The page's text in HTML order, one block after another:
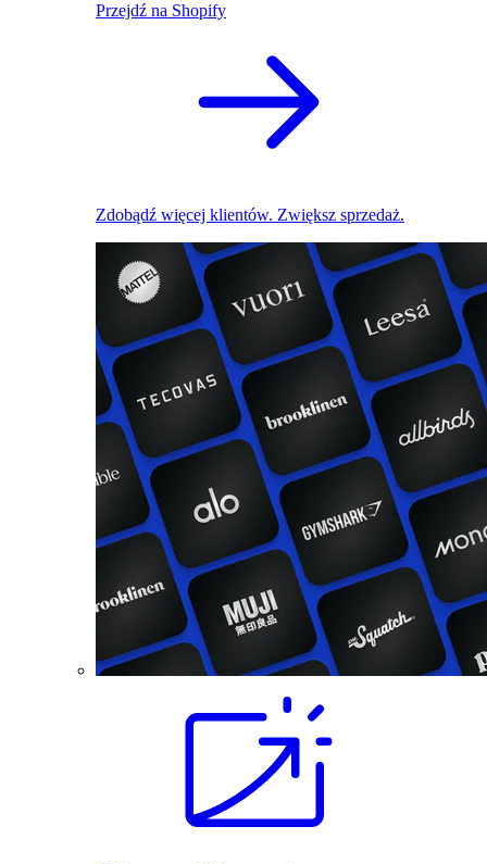
Przejdź na Shopify
Zdobądź więcej klientów. Zwiększ sprzedaż.